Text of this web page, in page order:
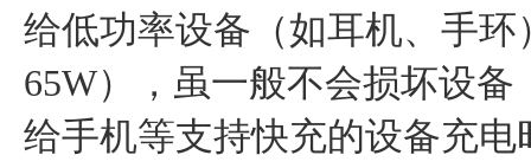
给低功率设备（如耳机、手
65W），虽一般不会损坏设
给手机等支持快充的设备充